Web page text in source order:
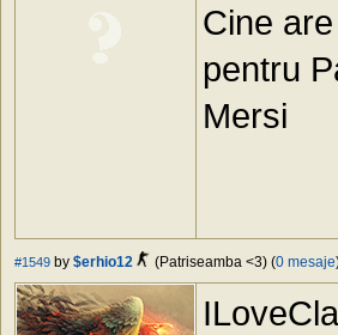
Cine
pentru
Mersi
#1549 by $erhio12 (Patriseamba <3) (0 mesaje